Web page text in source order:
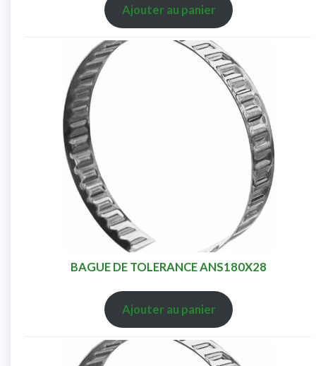
Ajouter au panier
BAGUE DE TOLERANCE ANS180X28
Ajouter au panier